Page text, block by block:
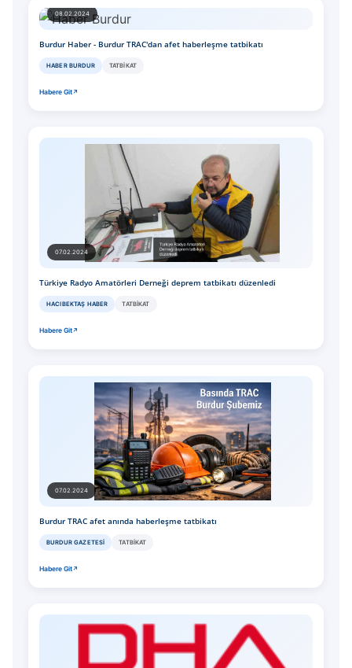
08.02.2024
Burdur Haber - Burdur TRAC'dan afet haberleşme tatbikatı
HABER BURDUR TATBIKAT
Habere Git
07.02.2024
Türkiye Radyo Amatörleri Derneği deprem tatbikatı düzenledi
HACIBEKTAŞ HABER TATBIKAT
Habere Git
07.02.2024
Burdur TRAC afet anında haberleşme tatbikatı
BURDUR GAZETESI TATBIKAT
Habere Git